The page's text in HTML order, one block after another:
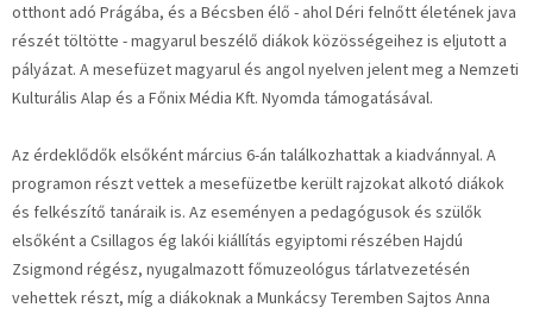
otthont adó Prágába, és a Bécsben élő - ahol Déri felnőtt életének java
részét töltötte - magyarul beszélő diákok közösségeihez is eljutott a
pályázat. A mesefüzet magyarul és angol nyelven jelent meg a Nemzeti
Kulturális Alap és a Főnix Média Kft. Nyomda támogatásával.
Az érdeklődők elsőként március 6-án találkozhattak a kiadvánnyal. A
programon részt vettek a mesefüzetbe került rajzokat alkotó diákok
és felkészítő tanáraik is. Az eseményen a pedagógusok és szülők
elsőként a Csillagos ég lakói kiállítás egyiptomi részében Hajdú
Zsigmond régész, nyugalmazott főmuzeológus tárlatvezetésén
vehettek részt, míg a diákoknak a Munkácsy Teremben Sajtos Anna